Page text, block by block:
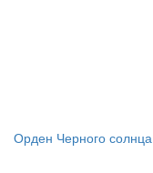
Орден Черного солнца